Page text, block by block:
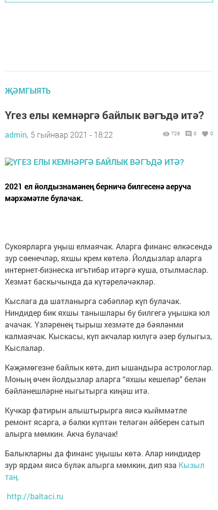
ҖӘМГЫЯТЬ
Үгез елы кемнәргә байлык вәгъдә итә?
admin, 5 гыйнвар 2021 - 18:22 726 0 0
2021 ел йолдызнамәнең берничә билгесенә аеруча
мәрхәмәтле булачак.
Сукоярларга уңыш елмаячак. Аларга финанс өлкәсендә
зур сөенечләр, яхшы крем көтелә. Йолдызлар аларга
интернет-бизнеска игътибар итәргә куша, отылмаслар.
Хезмәт баскычында да күтәреләчәкләр.
Кыслага да шатланырга сәбәпләр күп булачак.
Ниндидер бик яхшы танышлары бу билгегә уңышка юл
ачачак. Үзләренең тырыш хезмәте дә бәяләнми
калмаячак. Кыскасы, күп акчалар килүгә әзер булыгыз,
Кыслалар.
Кәҗәмөгезне байлык көтә, дип ышандыра астрологлар.
Моның өчен йолдызлар аларга “яхшы кешеләр” белән
бәйләнешләрне ныгытырга киңәш итә.
Кучкар фатирын алыштырырга яисә кыйммәтле
ремонт ясарга, ә бәлки күптән теләгән әйберен сатып
алырга мөмкин. Акча булачак!
Балыкларны да финанс уңышы көтә. Алар ниндидер
зур ярдәм яисә бүләк алырга мөмкин, дип яза Кызыл
таң.
http://baltaci.ru